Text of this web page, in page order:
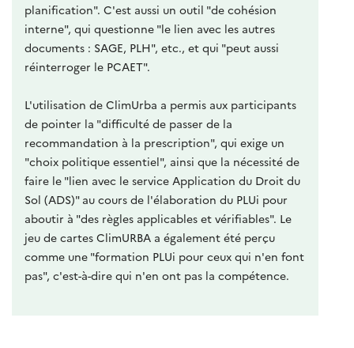
planification". C'est aussi un outil "de cohésion
interne", qui questionne "le lien avec les autres
documents : SAGE, PLH", etc., et qui "peut aussi
réinterroger le PCAET".
L'utilisation de ClimUrba a permis aux participants
de pointer la "difficulté de passer de la
recommandation à la prescription", qui exige un
"choix politique essentiel", ainsi que la nécessité de
faire le "lien avec le service Application du Droit du
Sol (ADS)" au cours de l'élaboration du PLUi pour
aboutir à "des règles applicables et vérifiables". Le
jeu de cartes ClimURBA a également été perçu
comme une "formation PLUi pour ceux qui n'en font
pas", c'est-à-dire qui n'en ont pas la compétence.